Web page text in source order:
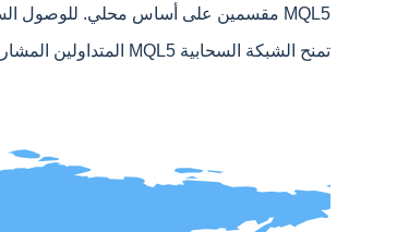
MQL5 مقسمين على أساس محلي. للوصول السريع وموازنة أفضل للحمل، يتم تسجيل جميع الوكلاء في أقرب نقطة وصول إلى الشبكة السحابية MQL5.
تمنح الشبكة السحابية MQL5 المتداولين المشاركين الفرصة لتحسين أنظمة التداول الآلي بسرعة، وتساعد الوكلاء على ربح المال باستخدام موارد مجانية.